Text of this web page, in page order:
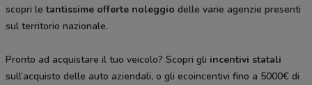
scopri le tantissime offerte noleggio delle varie agenzie presenti
sul territorio nazionale.
Pronto ad acquistare il tuo veicolo? Scopri gli incentivi statali
sull’acquisto delle auto aziendali, o gli ecoincentivi fino a 5000€ di